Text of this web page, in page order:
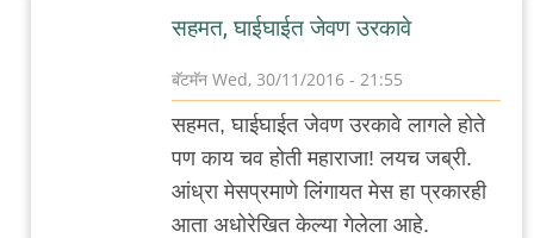
सहमत, घाईघाईत जेवण उरकावे
बॅटमॅन Wed, 30/11/2016 - 21:55
In
reply
to
आज
सहमत, घाईघाईत जेवण उरकावे लागले होते
पण काय चव होती महाराजा! लयच जब्री.
आंध्रा मेसप्रमाणे लिंगायत मेस हा प्रकारही
आता अधोरेखित केल्या गेलेला आहे.